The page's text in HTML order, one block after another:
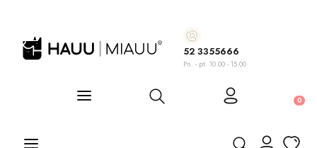
52 3355666
Pn. - pt. 10.00 - 15.00
Otwórz wyszukiwarkę
Otwórz